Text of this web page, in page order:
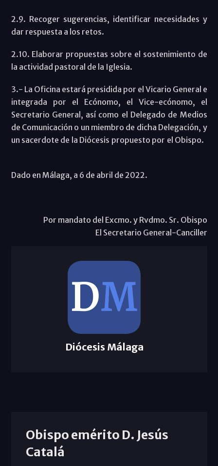
2.9. Recoger sugerencias, identificar necesidades y
dar respuesta a los retos.
2.10. Elaborar propuestas sobre el sostenimiento de
la actividad pastoral de la Iglesia.
3.- La Oficina estará presidida por el Vicario General e
integrada por el Ecónomo, el Vice-ecónomo, el
Secretario General, así como el Delegado de Medios
de Comunicación o un miembro de dicha Delegación, y
un sacerdote de la Diócesis propuesto por el Obispo.
Dado en Málaga, a 6 de abril de 2022.
Por mandato del Excmo. y Rvdmo. Sr. Obispo
El Secretario General-Canciller
Diócesis Málaga
Obispo emérito D. Jesús
Catalá